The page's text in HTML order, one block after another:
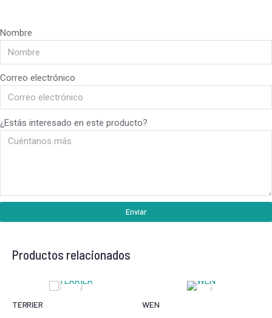
Nombre
Correo electrónico
¿Estás interesado en este producto?
Enviar
Productos relacionados
TERRIER WEN